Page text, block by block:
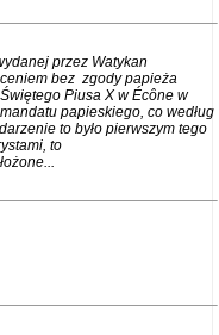
przez Watykan
bez zgody papieża
Piusa X w Écône w
papieskiego, co według
to było pierwszym tego
to